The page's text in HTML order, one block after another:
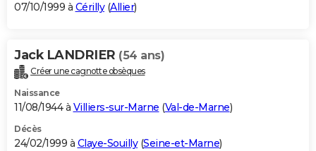
07/10/1999 à Cérilly(Allier)
Jack LANDRIER (54 ans)
Créer une cagnotte obsèques
Naissance
11/08/1944 à Villiers-sur-Marne (Val-de-Marne)
Décès
24/02/1999 à Claye-Souilly(Seine-et-Marne)